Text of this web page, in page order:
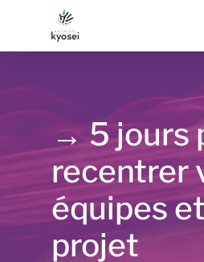
→5 jours
recentrer
équipes
projet